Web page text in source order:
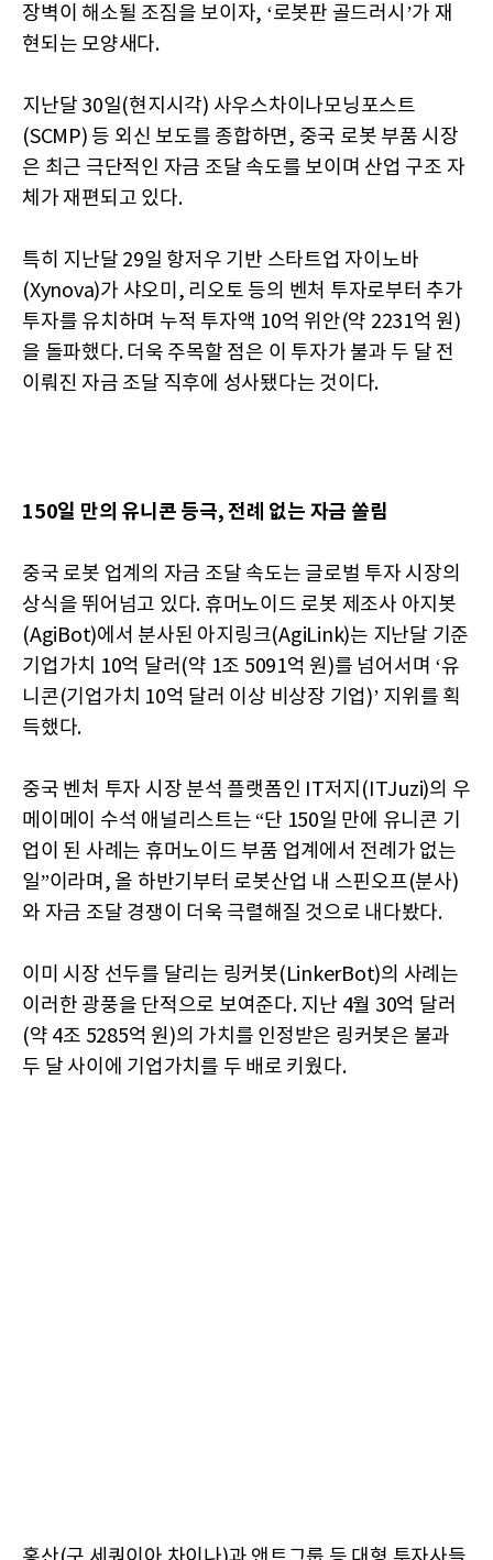
장벽이 해소될 조짐을 보이자, ‘로봇판 골드러시’가 재
현되는 모양새다.
지난달 30일(현지시각) 사우스차이나모닝포스트
(SCMP) 등 외신 보도를 종합하면, 중국 로봇 부품 시장
은 최근 극단적인 자금 조달 속도를 보이며 산업 구조 자
체가 재편되고 있다.
특히 지난달 29일 항저우 기반 스타트업 자이노바
(Xynova)가 샤오미, 리오토 등의 벤처 투자로부터 추가
투자를 유치하며 누적 투자액 10억 위안(약 2231억 원)
을 돌파했다. 더욱 주목할 점은 이 투자가 불과 두 달 전
이뤄진 자금 조달 직후에 성사됐다는 것이다.
150일 만의 유니콘 등극, 전례 없는 자금 쏠림
중국 로봇 업계의 자금 조달 속도는 글로벌 투자 시장의
상식을 뛰어넘고 있다. 휴머노이드 로봇 제조사 아지봇
(AgiBot)에서 분사된 아지링크(AgiLink)는 지난달 기준
기업가치 10억 달러(약 1조 5091억 원)를 넘어서며 ‘유
니콘(기업가치 10억 달러 이상 비상장 기업)’ 지위를 획
득했다.
중국 벤처 투자 시장 분석 플랫폼인 IT저지(ITJuzi)의 우
메이메이 수석 애널리스트는 “단 150일 만에 유니콘 기
업이 된 사례는 휴머노이드 부품 업계에서 전례가 없는
일”이라며, 올 하반기부터 로봇산업 내 스핀오프(분사)
와 자금 조달 경쟁이 더욱 극렬해질 것으로 내다봤다.
이미 시장 선두를 달리는 링커봇(LinkerBot)의 사례는
이러한 광풍을 단적으로 보여준다. 지난 4월 30억 달러
(약 4조 5285억 원)의 가치를 인정받은 링커봇은 불과
두 달 사이에 기업가치를 두 배로 키웠다.